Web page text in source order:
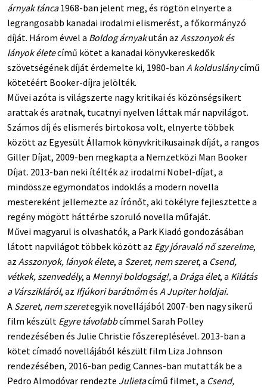
árnyak tánca1968-ban jelent meg, és rögtön elnyerte a
legrangosabb kanadai irodalmi elismerést, a főkormányzó
díját. Három évvel a Boldog árnyakután az Asszonyok és
lányok életecímű kötet a kanadai könyvkereskedők
szövetségének díját érdemelte ki, 1980-ban A kolduslánycímű
kötetéért Booker-díjra jelölték.
Művei azóta is világszerte nagy kritikai és közönségsikert
arattak és aratnak, tucatnyi nyelven láttak már napvilágot.
Számos díj és elismerés birtokosa volt, elnyerte többek
között az Egyesült Államok könyvkritikusainak díját, a rangos
Giller Díjat, 2009-ben megkapta a Nemzetközi Man Booker
Díjat. 2013-ban neki ítélték az irodalmi Nobel-díjat, a
mindössze egymondatos indoklás a modern novella
mestereként jellemezte az írónőt, aki tökélyre fejlesztette a
regény mögött háttérbe szoruló novella műfaját.
Művei magyarul is olvashatók, a Park Kiadó gondozásában
látott napvilágot többek között az Egy jóravaló nő szerelme,
az Asszonyok, lányok élete, a Szeret, nem szeret, a Csend,
vétkek, szenvedély, a Mennyi boldogság!,a Drága élet, a Kilátás
a Várszikláról, az Ifjúkori barátnőmés A Jupiter holdjai.
A Szeret, nem szeretegyik novellájából 2007-ben nagy sikerű
film készült Egyre távolabbcímmel Sarah Polley
rendezésében és Julie Christie főszereplésével. 2013-ban a
kötet címadó novellájából készült film Liza Johnson
rendezésében, 2016-ban pedig Cannes-ban mutatták be a
Pedro Almodóvar rendezte Julietacímű filmet, a Csend,